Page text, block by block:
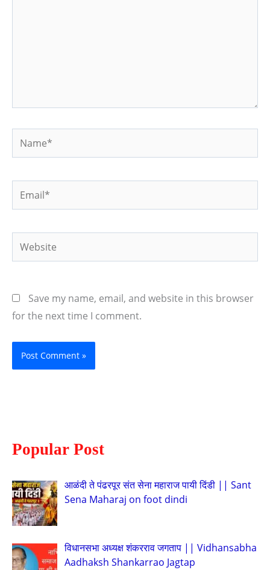
Name*
Email*
Website
Save my name, email, and website in this browser
for the next time I comment.
Popular Post
आळंदी ते पंढरपूर संत सेना महाराज पायी दिंडी || Sant
Sena Maharaj on foot dindi
विधानसभा अध्यक्ष शंकरराव जगताप || Vidhansabha
Aadhaksh Shankarrao Jagtap